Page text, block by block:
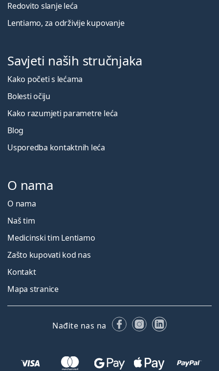
Redovito slanje leća
Lentiamo, za održivije kupovanje
Savjeti naših stručnjaka
Kako početi s lećama
Bolesti očiju
Kako razumjeti parametre leća
Blog
Usporedba kontaktnih leća
O nama
O nama
Naš tim
Medicinski tim Lentiamo
Zašto kupovati kod nas
Kontakt
Mapa stranice
Nađite nas na FacebookuInstagramu
LinkedIn